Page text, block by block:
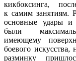
кикбоксинга,
к самим занятиям.
основные удары и
были
имеющему
боевого
разминку